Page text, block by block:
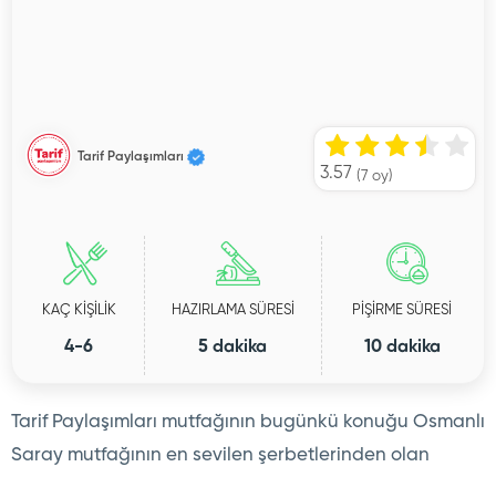
Tarif Paylaşımları
3.57 (7 oy)
KAÇ KİŞİLİK
4-6
HAZIRLAMA SÜRESİ
5 dakika
PİŞİRME SÜRESİ
10 dakika
Tarif Paylaşımları mutfağının bugünkü konuğu Osmanlı
Saray mutfağının en sevilen şerbetlerinden olan